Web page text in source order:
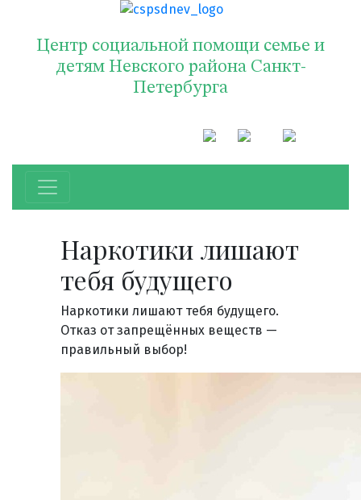
Центр социальной помощи семье и
детям Невского района Санкт-
Петербурга
Наркотики лишают
тебя будущего
Наркотики лишают тебя будущего.
Отказ от запрещённых веществ —
правильный выбор!